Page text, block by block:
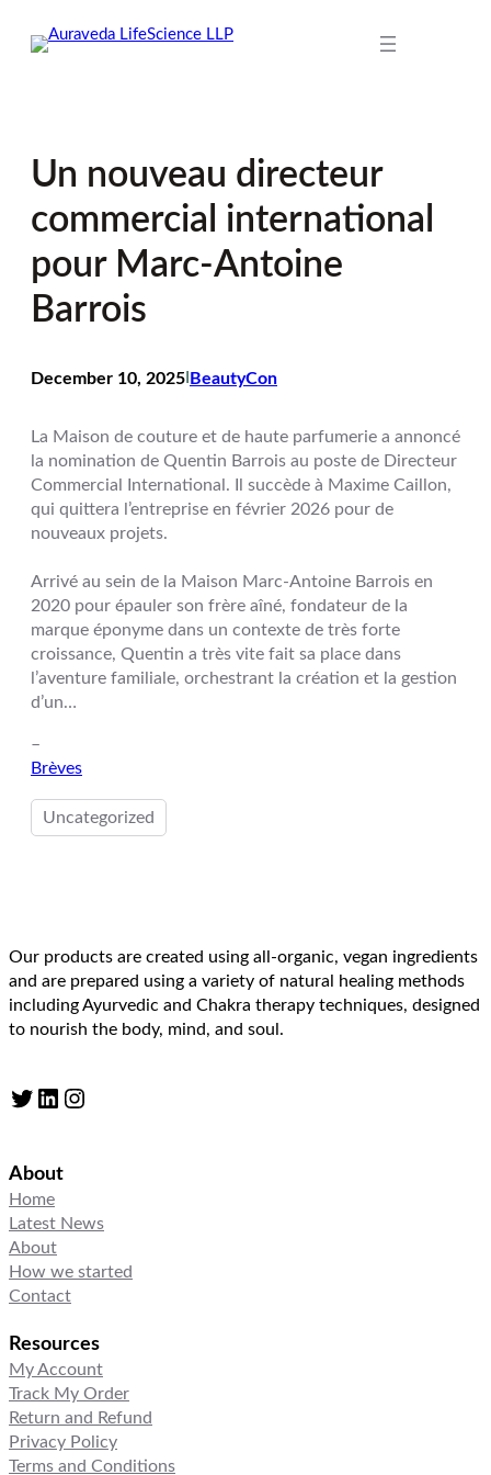
Un nouveau directeur
commercial international
pour Marc-Antoine
Barrois
December 10, 2025 BeautyCon
La Maison de couture et de haute parfumerie a annoncé
la nomination de Quentin Barrois au poste de Directeur
Commercial International. Il succède à Maxime Caillon,
qui quittera l’entreprise en février 2026 pour de
nouveaux projets.
Arrivé au sein de la Maison Marc-Antoine Barrois en
2020 pour épauler son frère aîné, fondateur de la
marque éponyme dans un contexte de très forte
croissance, Quentin a très vite fait sa place dans
l’aventure familiale, orchestrant la création et la gestion
d’un…
–
Brèves
Uncategorized
Our products are created using all-organic, vegan ingredients
and are prepared using a variety of natural healing methods
including Ayurvedic and Chakra therapy techniques, designed
to nourish the body, mind, and soul.
Twitter LinkedIn Instagram
About
Home
Latest News
About
How we started
Contact
Resources
My Account
Track My Order
Return and Refund
Privacy Policy
Terms and Conditions